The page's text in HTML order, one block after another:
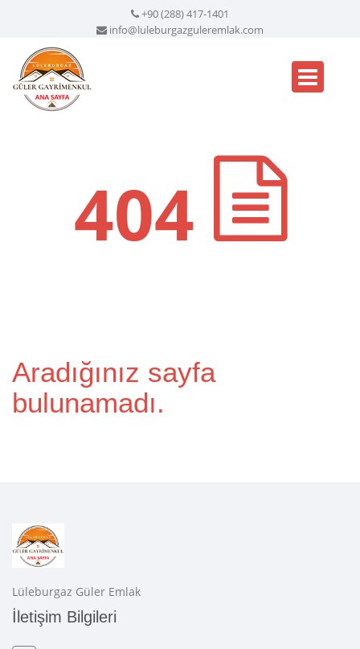
+90 (288) 417-1401
info@luleburgazguleremlak.com
404
Aradığınız sayfa
bulunamadı.
Lüleburgaz Güler Emlak
İletişim Bilgileri